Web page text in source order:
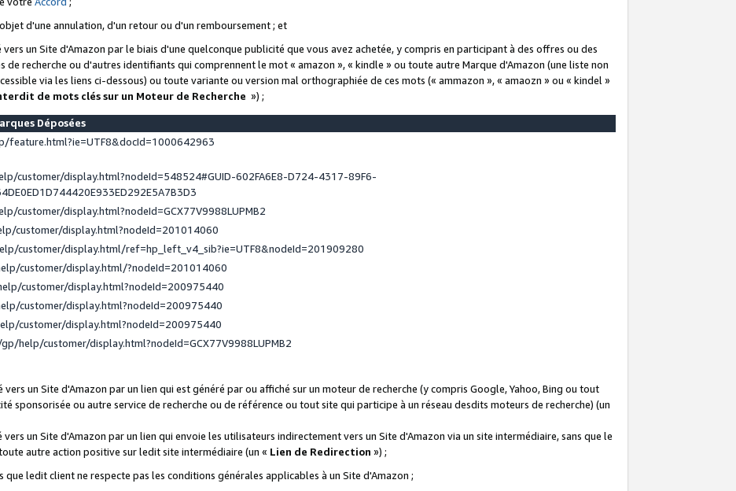
d'une annulation, d'un retour ou d'un remboursement ; et
un Site d'Amazon par le biais d'une quelconque publicité que vous avez achetée, y compris en participant à des offres ou des
de recherche ou d'autres identifiants qui comprennent le mot « amazon », « kindle » ou toute autre Marque d'Amazon (une liste non
via les liens ci-dessous) ou toute variante ou version mal orthographiée de ces mots (« ammazon », « amaozn » ou « kindel »
de mots clés sur un Moteur de Recherche ») ;
Déposées
feature.html?ie=UTF8&docId=1000642963
customer/display.html?nodeId=548524#GUID-602FA6E8-D724-4317-89F6-
customer/display.html?nodeId=GCX77V9988LUPMB2
customer/display.html?nodeId=201014060
customer/display.html/ref=hp_left_v4_sib?ie=UTF8&nodeId=201909280
customer/display.html/?nodeId=201014060
customer/display.html?nodeId=200975440
customer/display.html?nodeId=200975440
customer/display.html?nodeId=200975440
help/customer/display.html?nodeId=GCX77V9988LUPMB2
un Site d'Amazon par un lien qui est généré par ou affiché sur un moteur de recherche (y compris Google, Yahoo, Bing ou tout
sponsorisée ou autre service de recherche ou de référence ou tout site qui participe à un réseau desdits moteurs de recherche) (un
un Site d'Amazon par un lien qui envoie les utilisateurs indirectement vers un Site d'Amazon via un site intermédiaire, sans que le
autre action positive sur ledit site intermédiaire (un « Lien de Redirection ») ;
ledit client ne respecte pas les conditions générales applicables à un Site d'Amazon ;